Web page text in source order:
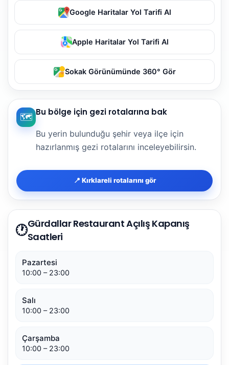
Google Haritalar Yol Tarifi Al
Apple Haritalar Yol Tarifi Al
Sokak Görünümünde 360° Gör
🗺️ Bu bölge için gezi rotalarına bak
Bu yerin bulunduğu şehir veya ilçe için
hazırlanmış gezi rotalarını inceleyebilirsin.
📍 Kırklareli rotalarını gör
🕐Gürdallar Restaurant Açılış Kapanış
Saatleri
Pazartesi
10:00 – 23:00
Salı
10:00 – 23:00
Çarşamba
10:00 – 23:00